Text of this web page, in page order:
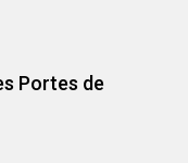
Portes de